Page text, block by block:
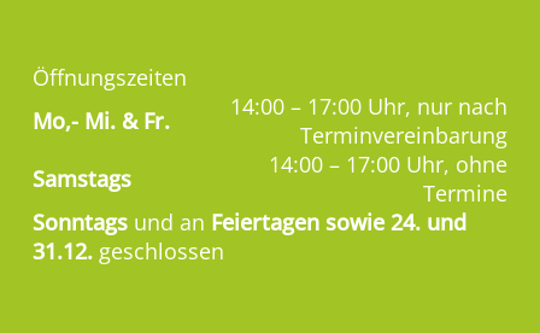
Öffnungszeiten
Mo,- Mi. & Fr.
14:00 – 17:00 Uhr, nur nach
Terminvereinbarung
Samstags
14:00 – 17:00 Uhr, ohne
Termine
Sonntags und an Feiertagen sowie 24. und
31.12. geschlossen